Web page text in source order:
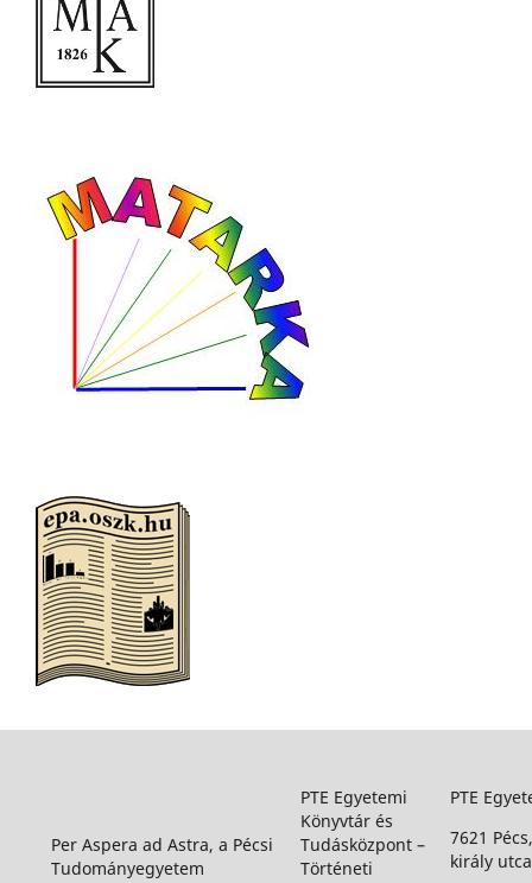
Per Aspera ad Astra, a Pécsi
Tudományegyetem
PTE Egyetemi
Könyvtár és
Tudásközpont –
Történeti
PTE
7621
király